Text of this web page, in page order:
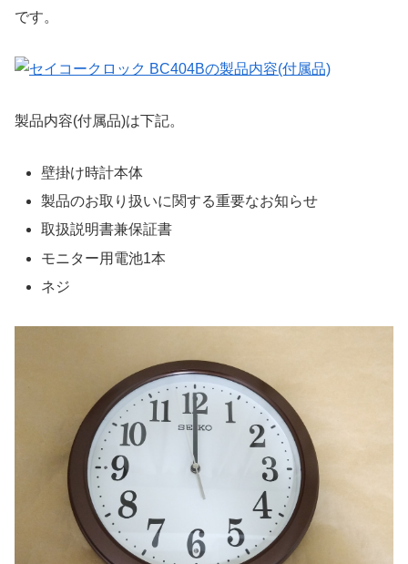
です。
製品内容(付属品)は下記。
壁掛け時計本体
製品のお取り扱いに関する重要なお知らせ
取扱説明書兼保証書
モニター用電池1本
ネジ